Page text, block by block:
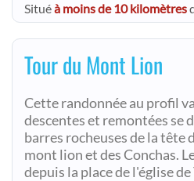
Situéà moins de 10 kilomètres
Tour du Mont Lion
Cette randonnée au profil
descentes et remontées se
barres rocheuses de la tête
mont lion et des Conchas.
depuis la place de l'église